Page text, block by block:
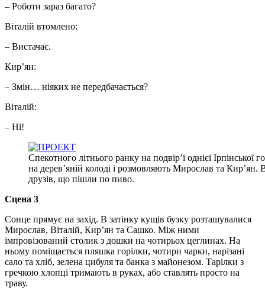
– Роботи зараз багато?
Віталій втомлено:
– Вистачає.
Кир’ян:
– Змін… ніяких не передбачається?
Віталій:
– Ні!
Спекотного літнього ранку на подвір’ї однієї Ірпінської
на дерев’яній колоді і розмовляють Мирослав та
друзів, що пішли по пиво.
Сцена 3
Сонце прямує на захід. В затінку кущів бузку розташувалися
Мирослав, Віталій, Кир’ян та Сашко. Між ними
імпровізований столик з дошки на чотирьох цеглинах. На
ньому поміщається пляшка горілки, чотири чарки, нарізані
сало та хліб, зелена цибуля та банка з майонезом. Тарілки з
гречкою хлопці тримають в руках, або ставлять просто на
траву.